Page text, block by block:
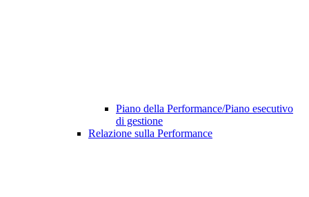
Piano della Performance/Piano esecutivo
di gestione
Relazione sulla Performance